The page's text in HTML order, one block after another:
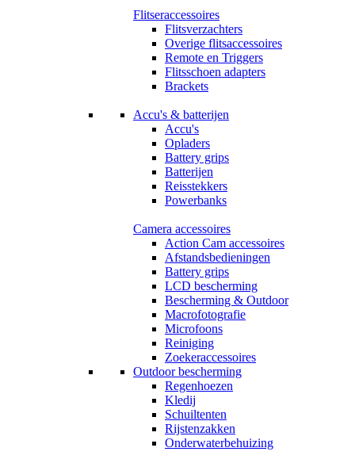
Flitseraccessoires
Flitsverzachters
Overige flitsaccessoires
Remote en Triggers
Flitsschoen adapters
Brackets
Accu's & batterijen
Accu's
Opladers
Battery grips
Batterijen
Reisstekkers
Powerbanks
Camera accessoires
Action Cam accessoires
Afstandsbedieningen
Battery grips
LCD bescherming
Bescherming & Outdoor
Macrofotografie
Microfoons
Reiniging
Zoekeraccessoires
Outdoor bescherming
Regenhoezen
Kledij
Schuiltenten
Rijstenzakken
Onderwaterbehuizing